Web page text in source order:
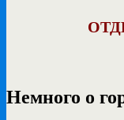
Немного о